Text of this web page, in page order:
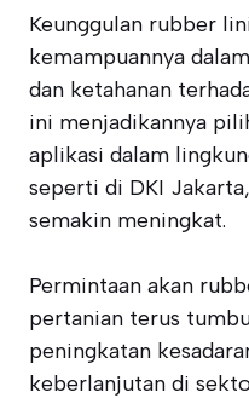
Keunggulan rubber
kemampuannya
dan ketahanan
ini menjadikannya
aplikasi dalam
seperti di DKI
semakin meningkat.
Permintaan akan
pertanian terus
peningkatan
keberlanjutan di